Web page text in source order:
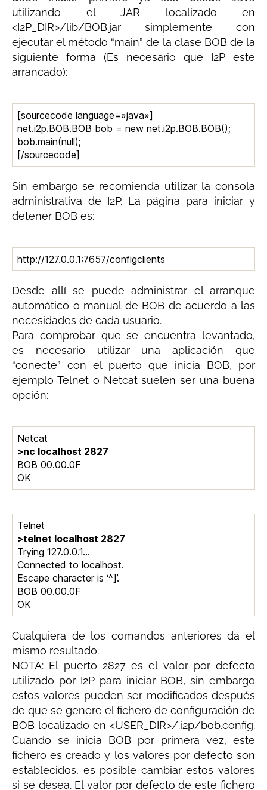
utilizando el JAR localizado en
<I2P_DIR>/lib/BOB.jar simplemente con
ejecutar el método “main” de la clase BOB de la
siguiente forma (Es necesario que I2P este
arrancado):
[sourcecode language=»java»]
net.i2p.BOB.BOB bob = new net.i2p.BOB.BOB();
bob.main(null);
[/sourcecode]
Sin embargo se recomienda utilizar la consola
administrativa de I2P. La página para iniciar y
detener BOB es:
http://127.0.0.1:7657/configclients
Desde allí se puede administrar el arranque
automático o manual de BOB de acuerdo a las
necesidades de cada usuario.
Para comprobar que se encuentra levantado,
es necesario utilizar una aplicación que
“conecte” con el puerto que inicia BOB, por
ejemplo Telnet o Netcat suelen ser una buena
opción:
Netcat
>nc localhost 2827
BOB 00.00.0F
OK
Telnet
>telnet localhost 2827
Trying 127.0.0.1…
Connected to localhost.
Escape character is ‘^]’.
BOB 00.00.0F
OK
Cualquiera de los comandos anteriores da el
mismo resultado.
NOTA: El puerto 2827 es el valor por defecto
utilizado por I2P para iniciar BOB, sin embargo
estos valores pueden ser modificados después
de que se genere el fichero de configuración de
BOB localizado en <USER_DIR>/.i2p/bob.config.
Cuando se inicia BOB por primera vez, este
fichero es creado y los valores por defecto son
establecidos, es posible cambiar estos valores
si se desea. El valor por defecto de este fichero